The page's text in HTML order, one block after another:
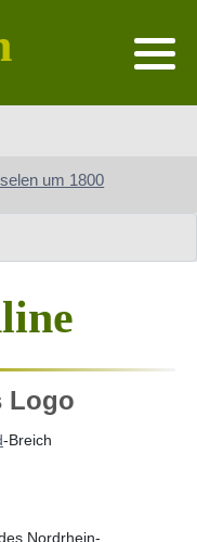
um 1800
-Breich
Nordrhein-